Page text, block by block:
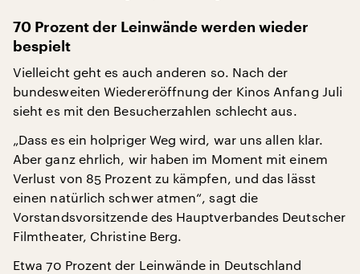
70 Prozent der Leinwände werden wieder
bespielt
Vielleicht geht es auch anderen so. Nach der
bundesweiten Wiedereröffnung der Kinos Anfang Juli
sieht es mit den Besucherzahlen schlecht aus.
„Dass es ein holpriger Weg wird, war uns allen klar.
Aber ganz ehrlich, wir haben im Moment mit einem
Verlust von 85 Prozent zu kämpfen, und das lässt
einen natürlich schwer atmen“, sagt die
Vorstandsvorsitzende des Hauptverbandes Deutscher
Filmtheater, Christine Berg.
Etwa 70 Prozent der Leinwände in Deutschland